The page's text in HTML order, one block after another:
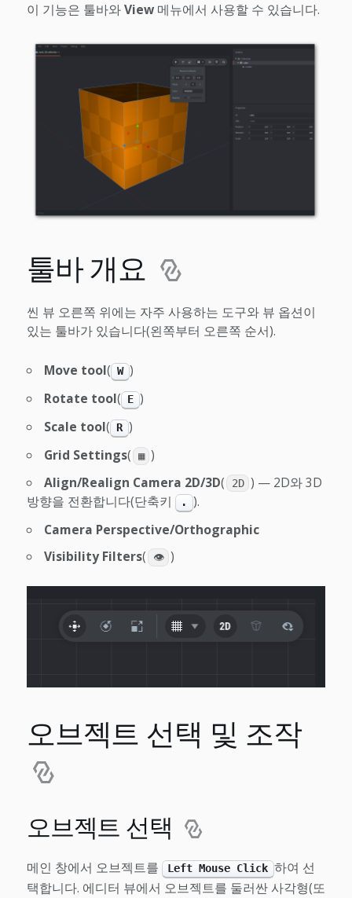
이 기능은 툴바와View메뉴에서 사용할 수 있습니다.
툴바 개요
씬 뷰 오른쪽 위에는 자주 사용하는 도구와 뷰 옵션이
있는 툴바가 있습니다(왼쪽부터 오른쪽 순서).
Move tool( W )
Rotate tool( E )
Scale tool( R )
Grid Settings( ▦ )
Align/Realign Camera 2D/3D( 2D ) — 2D와 3D
방향을 전환합니다(단축키
.
).
Camera Perspective/Orthographic
Visibility Filters( 👁 )
오브젝트 선택 및 조작
오브젝트 선택
메인 창에서 오브젝트를 Left Mouse Click 하여 선
택합니다. 에디터 뷰에서 오브젝트를 둘러싼 사각형(또